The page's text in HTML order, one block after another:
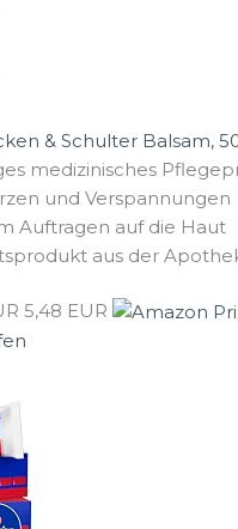
& Schulter Balsam,
medizinisches
und Verspannungen
Auftragen auf die Haut
aus der
5,48 EUR